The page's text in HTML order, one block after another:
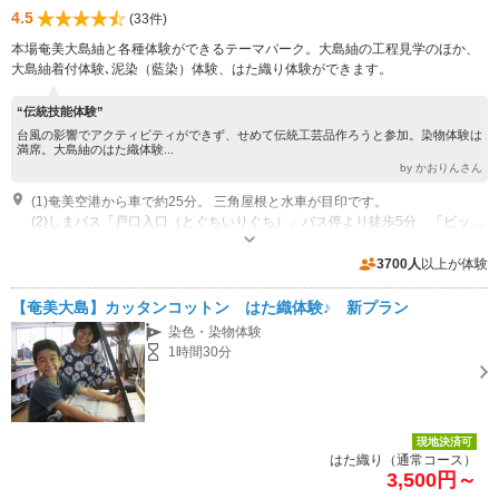
4.5
(33件)
本場奄美大島紬と各種体験ができるテーマパーク。大島紬の工程見学のほか、
大島紬着付体験､泥染（藍染）体験、はた織り体験ができます。
“伝統技能体験”
台風の影響でアクティビティができず、せめて伝統工芸品作ろうと参加。染物体験は
満席。大島紬のはた織体験...
by かおりんさん
(1)奄美空港から車で約25分。 三角屋根と水車が目印です。
営業時間：9:30～17:00 休業日：年末年始・旧暦盆（変動有）・原則毎週木
3700人 以上が体験
【奄美大島】カッタンコットン はた織体験♪ 新プラン
染色・染物体験
1時間30分
現地決済可
はた織り（通常コース）
3,500円～